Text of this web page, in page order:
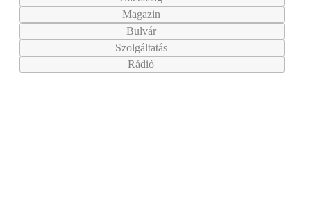
Magazin
Bulvár
Szolgáltatás
Rádió